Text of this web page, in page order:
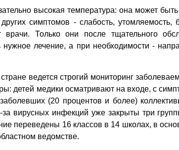
высокая температура: она может
симптомов - слабость, утомляемость,
Только они после тщательного
нужное лечение, а при необходимости -
ведется строгий мониторинг
детей медики осматривают на входе, с
(20 процентов и более)
вирусных инфекций уже закрыты три
переведены 16 классов в 14 школах, в
ведомстве.